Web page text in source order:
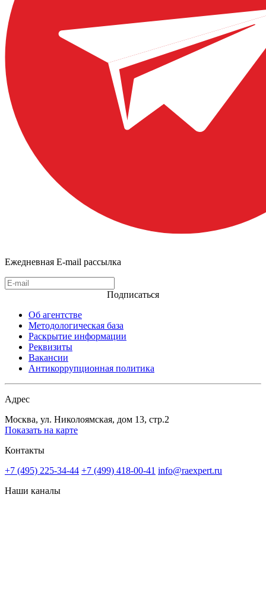
Ежедневная E-mail рассылка
Подписаться
Об агентстве
Методологическая база
Раскрытие информации
Реквизиты
Вакансии
Антикоррупционная политика
Адрес
Москва, ул. Николоямская, дом 13, стр.2
Показать на карте
Контакты
+7 (495) 225-34-44 +7 (499) 418-00-41 info@raexpert.ru
Наши каналы